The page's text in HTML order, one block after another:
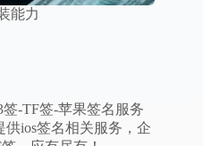
能力
-TF签-苹果签名服务
ios签名相关服务，企